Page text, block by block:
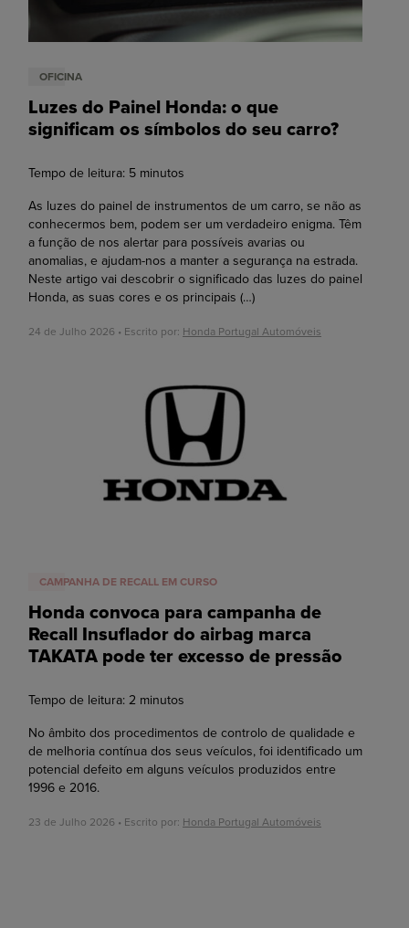
OFICINA
Luzes do Painel Honda: o que
significam os símbolos do seu carro?
Tempo de leitura: 5 minutos
As luzes do painel de instrumentos de um carro, se não as
conhecermos bem, podem ser um verdadeiro enigma. Têm
a função de nos alertar para possíveis avarias ou
anomalias, e ajudam-nos a manter a segurança na estrada.
Neste artigo vai descobrir o significado das luzes do painel
Honda, as suas cores e os principais (…)
24 de Julho 2026 • Escrito por: Honda Portugal Automóveis
CAMPANHA DE RECALL EM CURSO
Honda convoca para campanha de
Recall Insuflador do airbag marca
TAKATA pode ter excesso de pressão
Tempo de leitura: 2 minutos
No âmbito dos procedimentos de controlo de qualidade e
de melhoria contínua dos seus veículos, foi identificado um
potencial defeito em alguns veículos produzidos entre
1996 e 2016.
23 de Julho 2026 • Escrito por: Honda Portugal Automóveis